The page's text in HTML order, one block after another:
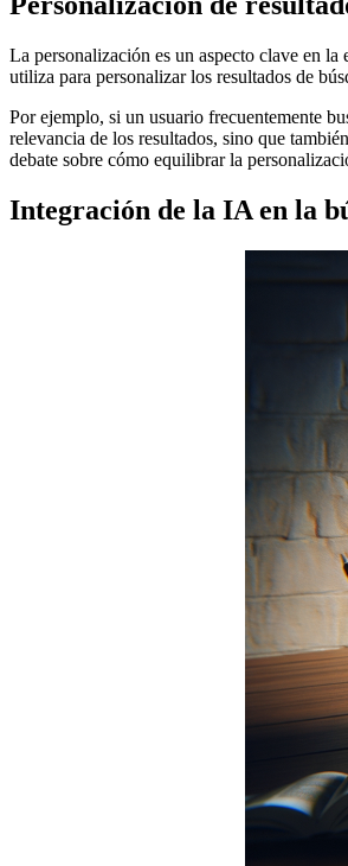
La personalización es un aspecto clave en
utiliza para personalizar los resultados de
Por ejemplo, si un usuario frecuentemente
relevancia de los resultados, sino que
debate sobre cómo equilibrar la
Integración de la IA en la